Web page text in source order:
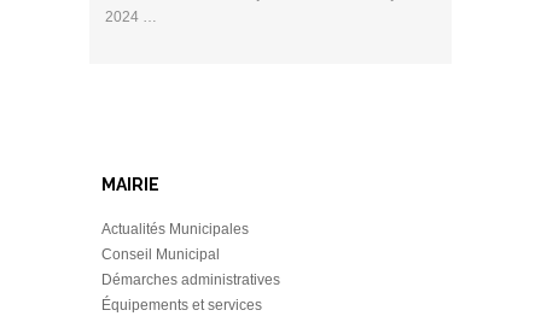
2024 …
MAIRIE
Actualités Municipales
Conseil Municipal
Démarches administratives
Équipements et services